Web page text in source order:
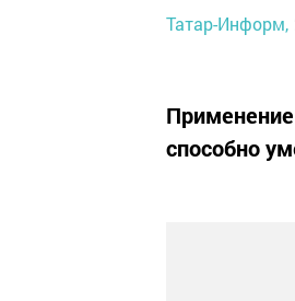
Татар-Информ,
способно